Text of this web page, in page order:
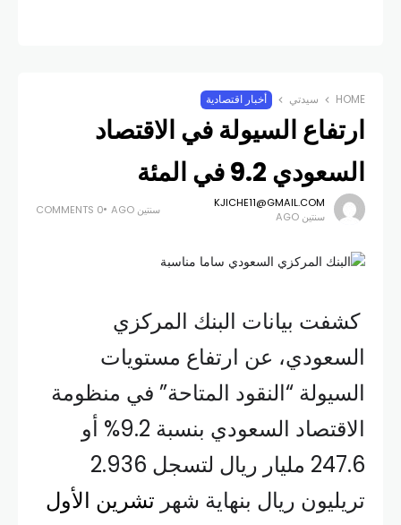
HOME سيدتي أخبار اقتصادية
ارتفاع السيولة في الاقتصاد
السعودي 9.2 في المئة
KJICHE11@GMAIL.COM
سنتين AGO
سنتين AGO 0 COMMENTS
كشفت بيانات البنك المركزي
السعودي، عن ارتفاع مستويات
السيولة “النقود المتاحة” في منظومة
الاقتصاد السعودي بنسبة 9.2% أو
247.6 مليار ريال لتسجل 2.936
تريليون ريال بنهاية شهر تشرين الأول